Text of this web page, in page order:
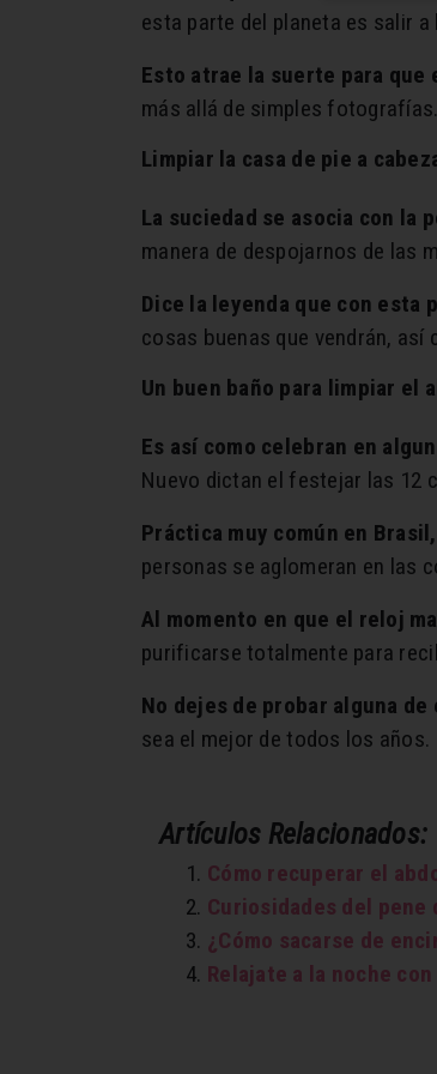
esta parte del planeta es salir
Esto atrae la suerte para
más allá de simples fotografías.
Limpiar la casa de pie a
La suciedad se asocia con la
manera de despojarnos de las
Dice la leyenda que con esta
cosas buenas que vendrán,
Un buen baño para limpiar el
Es así como celebran en
Nuevo dictan el festejar las 12
Práctica muy común en
personas se aglomeran en las
Al momento en que el reloj
purificarse totalmente para
No dejes de probar alguna
sea el mejor de todos los años.
Artículos Relacionados:
Cómo recuperar el
Curiosidades del pene
¿Cómo sacarse de
Relajate a la noche